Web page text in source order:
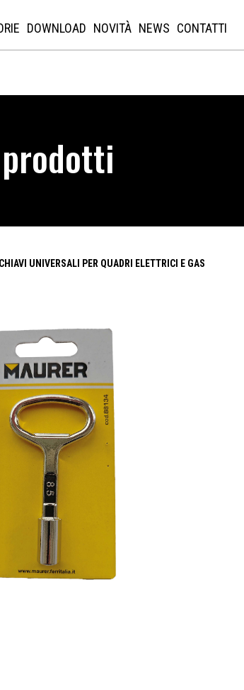
DOWNLOAD NOVITÀ NEWS CONTATTI
CHIAVI UNIVERSALI PER QUADRI ELETTRICI E GAS